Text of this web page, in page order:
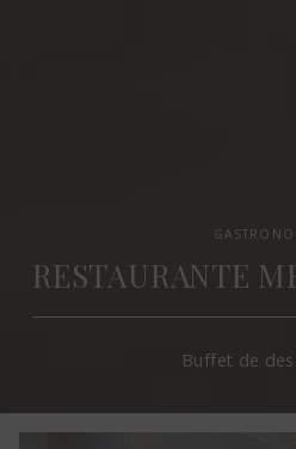
RESTAURANTE
Buffet de